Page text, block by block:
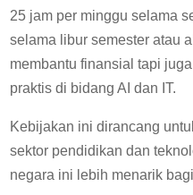
25 jam per minggu selama
selama libur semester atau
membantu finansial tapi
praktis di bidang AI dan IT.
Kebijakan ini dirancang
sektor pendidikan dan
negara ini lebih menarik